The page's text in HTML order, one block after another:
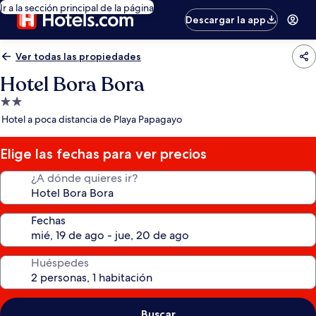
Ir a la sección principal de la página
Descargar la app
Ver todas las propiedades
Hotel Bora Bora
Propiedad
de
estrellas
Hotel a poca distancia de Playa Papagayo
Elige las fechas para ver precios
¿A dónde quieres ir?
Fechas
Huéspedes